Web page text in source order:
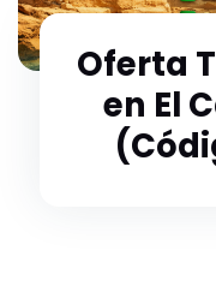
Oferta
en El